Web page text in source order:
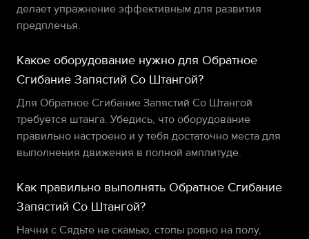
делает упражнение эффективным для развития
предплечья.
Какое оборудование нужно для Обратное
Сгибание Запястий Со Штангой?
Для Обратное Сгибание Запястий Со Штангой
требуется штанга. Убедись, что оборудование
правильно настроено и у тебя достаточно места для
выполнения движения в полной амплитуде.
Как правильно выполнять Обратное Сгибание
Запястий Со Штангой?
Начни с Сядьте на скамью, стопы ровно на полу,